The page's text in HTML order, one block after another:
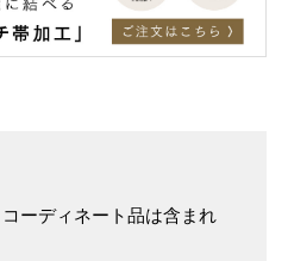
ーディネート品は含まれ